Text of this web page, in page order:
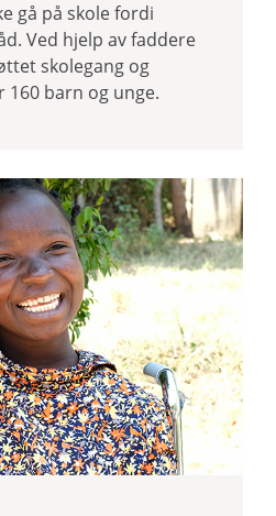
gå på skole fordi
Ved hjelp av faddere
skolegang og
barn og unge.